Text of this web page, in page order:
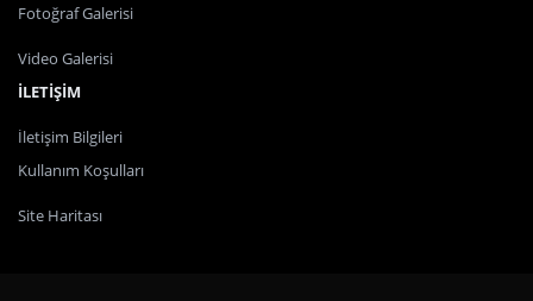
Fotoğraf Galerisi
Video Galerisi
İLETİŞİM
İletişim Bilgileri
Kullanım Koşulları
Site Haritası